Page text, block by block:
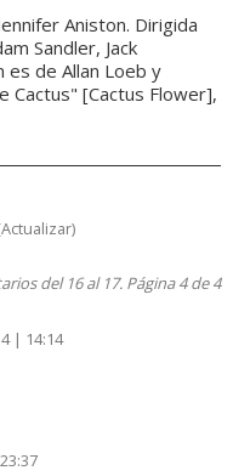
Aniston. Dirigida
Sandler, Jack
es de Allan Loeb y
Cactus" [Cactus Flower],
Actualizar)
del 16 al 17. Página 4 de 4
| 14:14